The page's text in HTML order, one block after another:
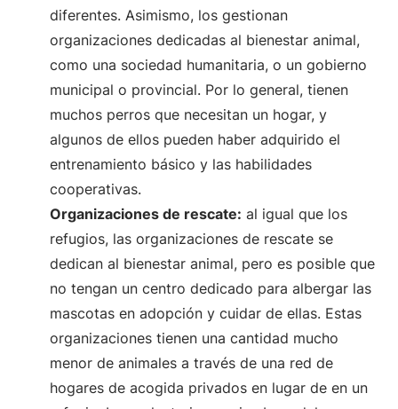
diferentes. Asimismo, los gestionan
organizaciones dedicadas al bienestar animal,
como una sociedad humanitaria, o un gobierno
municipal o provincial. Por lo general, tienen
muchos perros que necesitan un hogar, y
algunos de ellos pueden haber adquirido el
entrenamiento básico y las habilidades
cooperativas.
Organizaciones de rescate: al igual que los
refugios, las organizaciones de rescate se
dedican al bienestar animal, pero es posible que
no tengan un centro dedicado para albergar las
mascotas en adopción y cuidar de ellas. Estas
organizaciones tienen una cantidad mucho
menor de animales a través de una red de
hogares de acogida privados en lugar de en un